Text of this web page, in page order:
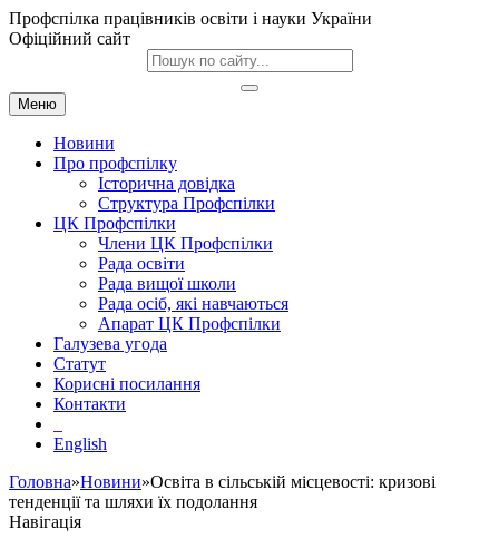
Профспілка працівників освіти і науки України
Офіційний сайт
Меню
Новини
Про профспілку
Історична довідка
Структура Профспілки
ЦК Профспілки
Члени ЦК Профспілки
Рада освіти
Рада вищої школи
Рада осіб, які навчаються
Апарат ЦК Профспілки
Галузева угода
Статут
Корисні посилання
Контакти
English
Головна»Новини»Освіта в сільській місцевості: кризові
тенденції та шляхи їх подолання
Навігація